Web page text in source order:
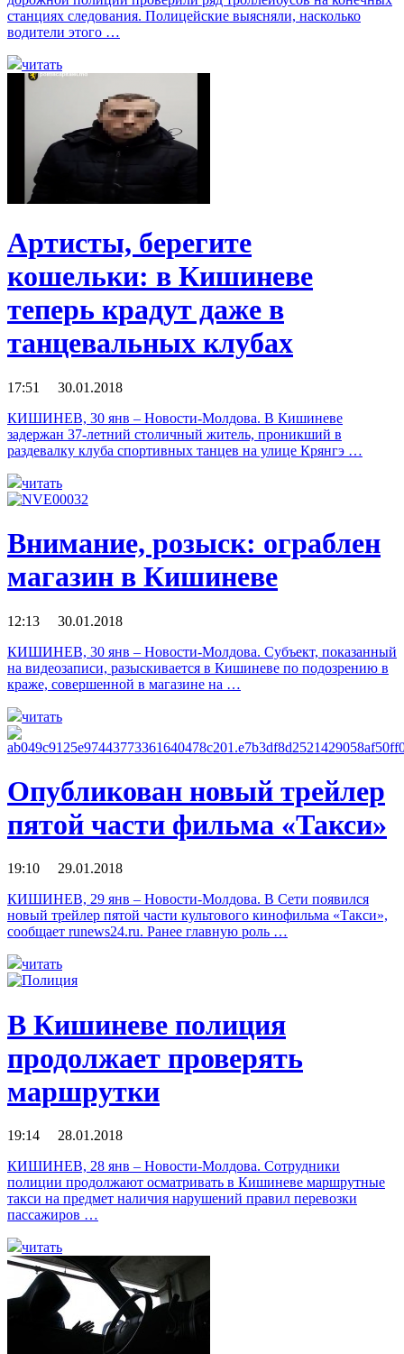
станциях следования. Полицейские выясняли, насколько
водители этого …
читать
Артисты, берегите
кошельки: в Кишиневе
теперь крадут даже в
танцевальных клубах
17:51 30.01.2018
КИШИНЕВ, 30 янв – Новости-Молдова. В Кишиневе
задержан 37-летний столичный житель, проникший в
раздевалку клуба спортивных танцев на улице Крянгэ …
читать
Внимание, розыск: ограблен
магазин в Кишиневе
12:13 30.01.2018
КИШИНЕВ, 30 янв – Новости-Молдова. Субъект, показанный
на видеозаписи, разыскивается в Кишиневе по подозрению в
краже, совершенной в магазине на …
читать
Опубликован новый трейлер
пятой части фильма «Такси»
19:10 29.01.2018
КИШИНЕВ, 29 янв – Новости-Молдова. В Сети появился
новый трейлер пятой части культового кинофильма «Такси»,
сообщает runews24.ru. Ранее главную роль …
читать
В Кишиневе полиция
продолжает проверять
маршрутки
19:14 28.01.2018
КИШИНЕВ, 28 янв – Новости-Молдова. Сотрудники
полиции продолжают осматривать в Кишиневе маршрутные
такси на предмет наличия нарушений правил перевозки
пассажиров …
читать